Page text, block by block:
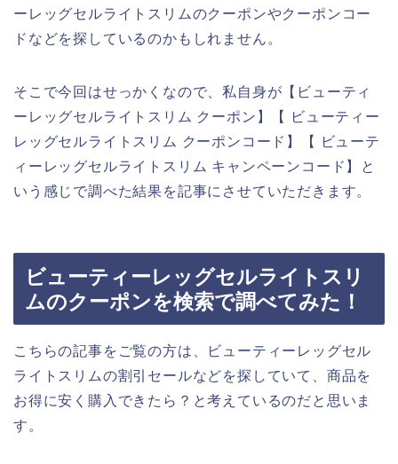
ーレッグセルライトスリムのクーポンやクーポンコー
ドなどを探しているのかもしれません。
そこで今回はせっかくなので、私自身が【ビューティ
ーレッグセルライトスリム クーポン】【 ビューティー
レッグセルライトスリム クーポンコード】【 ビューテ
ィーレッグセルライトスリム キャンペーンコード】と
いう感じで調べた結果を記事にさせていただきます。
ビューティーレッグセルライトスリ
ムのクーポンを検索で調べてみた！
こちらの記事をご覧の方は、ビューティーレッグセル
ライトスリムの割引セールなどを探していて、商品を
お得に安く購入できたら？と考えているのだと思いま
す。